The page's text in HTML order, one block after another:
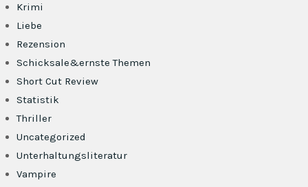
Krimi
Liebe
Rezension
Schicksale&ernste Themen
Short Cut Review
Statistik
Thriller
Uncategorized
Unterhaltungsliteratur
Vampire